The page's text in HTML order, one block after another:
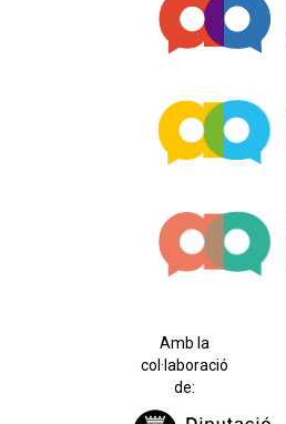
Amb la
col·laboració
de: